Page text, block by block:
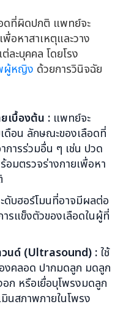
ดที่ผิดปกติ แพทย์จะ
อหาสาเหตุและวาง
ละบุคคล โดยโรง
ผู้หญิง ด้วยการวินิจฉัย
เบื้องต้น : แพทย์จะ
ดือน ลักษณะของเลือดที่
ารร่วมอื่น ๆ เช่น ปวด
มตรวจร่างกายเพื่อหา
ดับฮอร์โมนที่อาจมีผลต่อ
รแข็งตัวของเลือดในผู้ที่
วนด์ (Ultrasound) :ใช้
งคลอด ปากมดลูก มดลูก
อก หรือเยื่อบุโพรงมดลูก
นสภาพภายในโพรง